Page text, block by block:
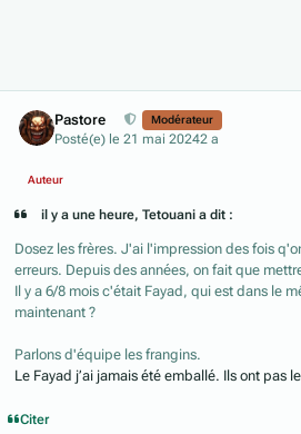
Pastore Modérateur
Posté(e) le 21 mai 20242 a
Auteur
il y a une heure, Tetouani a dit :
Dosez les frères. J'ai l'impression des fois
erreurs. Depuis des années, on fait que
Il y a 6/8 mois c'était Fayad, qui est dans le
maintenant ?
Parlons d'équipe les frangins.
Le Fayad j’ai jamais été emballé. Ils ont pas
Citer